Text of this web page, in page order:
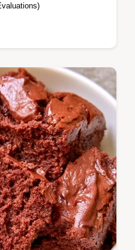
Forêt Noire
de desserts